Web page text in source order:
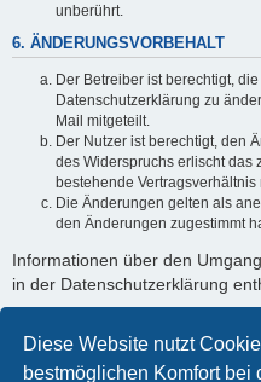
Diese Website nutzt
bestmöglichen Komfort bei
unberührt.
6. ÄNDERUNGSVORBEHALT
Der Betreiber ist berechtigt,
Datenschutzerklärung zu
Mail mitgeteilt.
Der Nutzer ist berechtigt, den
des Widerspruchs erlischt das
bestehende
Die Änderungen gelten als
den Änderungen zugestimmt
Informationen über den
in der Datenschutzerklärung